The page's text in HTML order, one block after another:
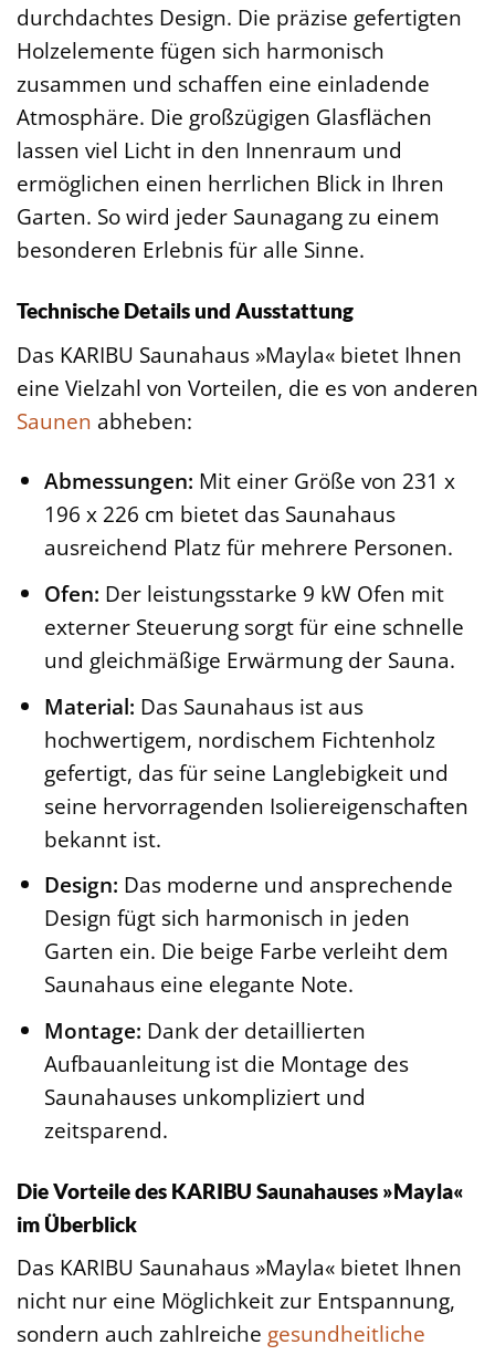
durchdachtes Design. Die präzise gefertigten
Holzelemente fügen sich harmonisch
zusammen und schaffen eine einladende
Atmosphäre. Die großzügigen Glasflächen
lassen viel Licht in den Innenraum und
ermöglichen einen herrlichen Blick in Ihren
Garten. So wird jeder Saunagang zu einem
besonderen Erlebnis für alle Sinne.
Technische Details und Ausstattung
Das KARIBU Saunahaus »Mayla« bietet Ihnen
eine Vielzahl von Vorteilen, die es von anderen
Saunen abheben:
Abmessungen: Mit einer Größe von 231 x
196 x 226 cm bietet das Saunahaus
ausreichend Platz für mehrere Personen.
Ofen: Der leistungsstarke 9 kW Ofen mit
externer Steuerung sorgt für eine schnelle
und gleichmäßige Erwärmung der Sauna.
Material: Das Saunahaus ist aus
hochwertigem, nordischem Fichtenholz
gefertigt, das für seine Langlebigkeit und
seine hervorragenden Isoliereigenschaften
bekannt ist.
Design: Das moderne und ansprechende
Design fügt sich harmonisch in jeden
Garten ein. Die beige Farbe verleiht dem
Saunahaus eine elegante Note.
Montage: Dank der detaillierten
Aufbauanleitung ist die Montage des
Saunahauses unkompliziert und
zeitsparend.
Die Vorteile des KARIBU Saunahauses »Mayla«
im Überblick
Das KARIBU Saunahaus »Mayla« bietet Ihnen
nicht nur eine Möglichkeit zur Entspannung,
sondern auch zahlreiche gesundheitliche